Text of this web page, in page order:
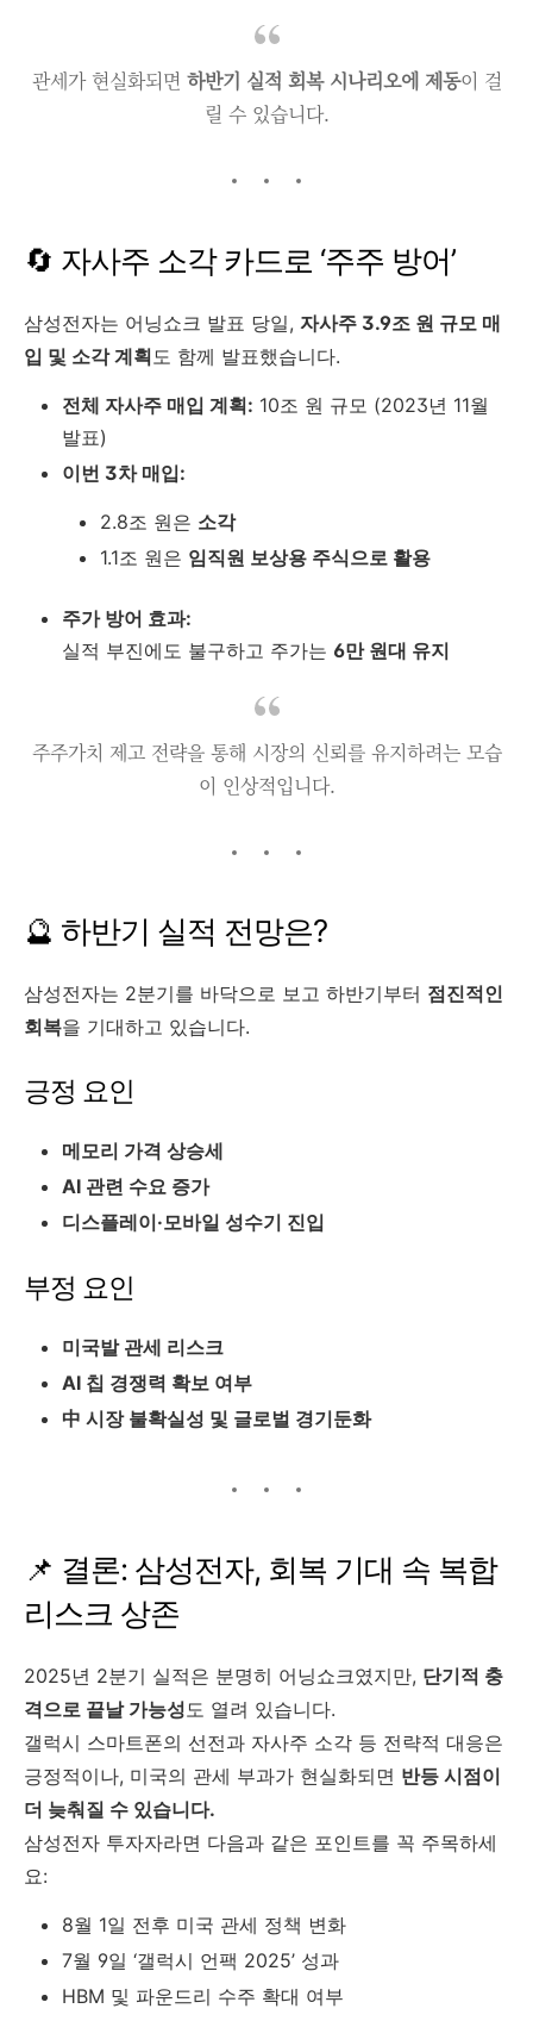
관세가 현실화되면 하반기 실적 회복 시나리오에 제동이 걸
릴 수 있습니다.
🔄 자사주 소각 카드로 ‘주주 방어’
삼성전자는 어닝쇼크 발표 당일, 자사주 3.9조 원 규모 매
입 및 소각 계획 도 함께 발표했습니다.
전체 자사주 매입 계획: 10조 원 규모 (2023년 11월
발표)
이번 3차 매입:
2.8조 원은 소각
1.1조 원은 임직원 보상용 주식으로 활용
주가 방어 효과:
실적 부진에도 불구하고 주가는 6만 원대 유지
주주가치 제고 전략을 통해 시장의 신뢰를 유지하려는 모습
이 인상적입니다.
🔮 하반기 실적 전망은?
삼성전자는 2분기를 바닥으로 보고 하반기부터 점진적인
회복을 기대하고 있습니다.
긍정 요인
메모리 가격 상승세
AI 관련 수요 증가
디스플레이·모바일 성수기 진입
부정 요인
미국발 관세 리스크
AI 칩 경쟁력 확보 여부
中 시장 불확실성 및 글로벌 경기둔화
📌 결론: 삼성전자, 회복 기대 속 복합
리스크 상존
2025년 2분기 실적은 분명히 어닝쇼크였지만, 단기적 충
격으로 끝날 가능성도 열려 있습니다.
갤럭시 스마트폰의 선전과 자사주 소각 등 전략적 대응은
긍정적이나, 미국의 관세 부과가 현실화되면 반등 시점이
더 늦춰질 수 있습니다.
삼성전자 투자자라면 다음과 같은 포인트를 꼭 주목하세
요:
8월 1일 전후 미국 관세 정책 변화
7월 9일 ‘갤럭시 언팩 2025’ 성과
HBM 및 파운드리 수주 확대 여부